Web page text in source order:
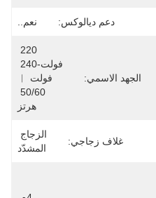
دعم ديالوكس: نعم..
الجهد الاسمي:
فولت ︱
هرتز
غلاف زجاجي:
المشدّد